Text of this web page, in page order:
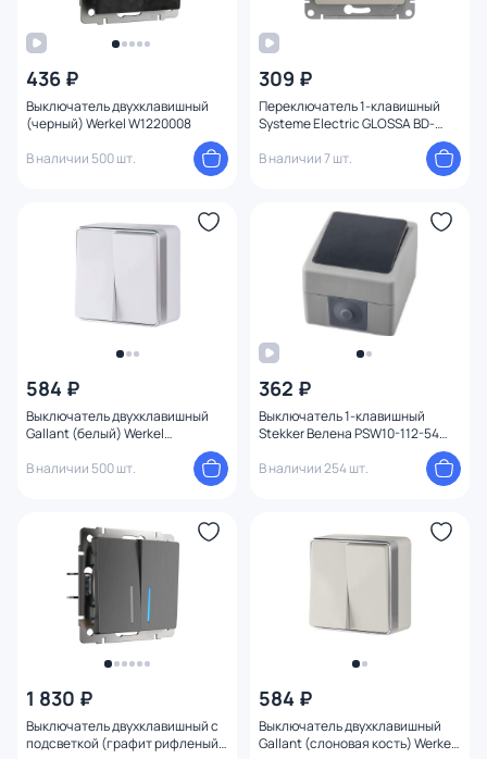
436 ₽
Выключатель двухклавишный
(черный) Werkel W1220008
В наличии 500 шт.
309 ₽
Переключатель 1-клавишный
Systeme Electric GLOSSA BD-
В наличии 7 шт.
584 ₽
Выключатель двухклавишный
Gallant (белый) Werkel
В наличии 500 шт.
362 ₽
Выключатель 1-клавишный
Stekker Велена PSW10-112-54
В наличии 254 шт.
1 830 ₽
Выключатель двухклавишный с
подсветкой (графит рифленый)
584 ₽
Выключатель двухклавишный
Gallant (слоновая кость) Werkel